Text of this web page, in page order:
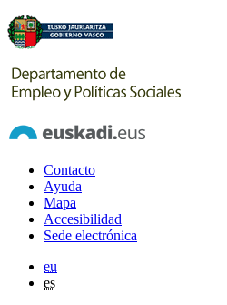
Contacto
Ayuda
Mapa
Accesibilidad
Sede electrónica
eu
es